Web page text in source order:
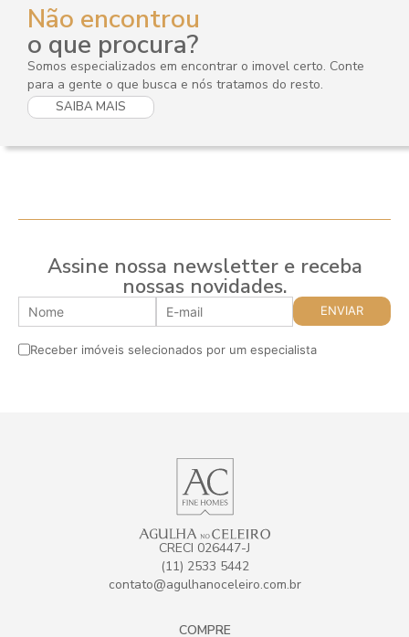
Não encontrou
o que procura?
Somos especializados em encontrar o imovel certo. Conte
para a gente o que busca e nós tratamos do resto.
SAIBA MAIS
Assine nossa newsletter e receba
nossas novidades.
Receber imóveis selecionados por um especialista
CRECI 026447-J
(11) 2533 5442
contato@agulhanoceleiro.com.br
COMPRE